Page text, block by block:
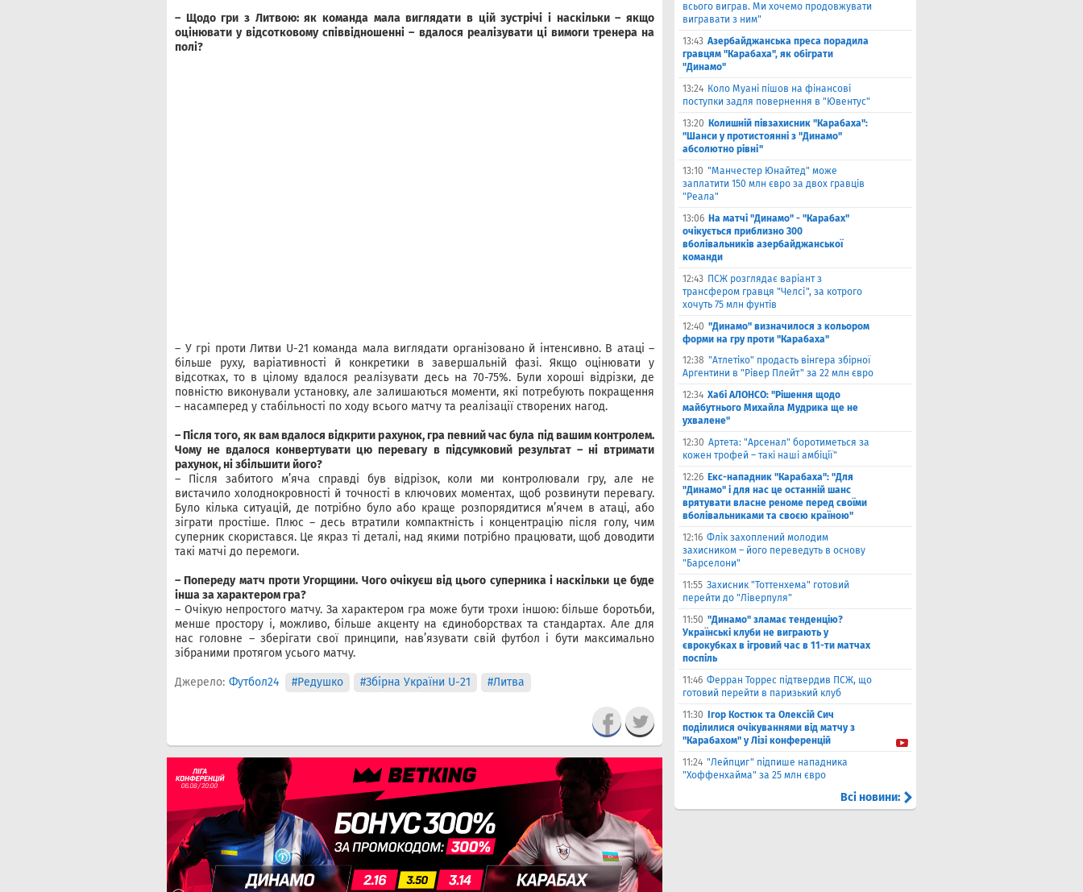
– Щодо гри з Литвою: як команда мала виглядати в цій зустрічі і наскільки – якщо
оцінювати у відсотковому співвідношенні – вдалося реалізувати ці вимоги тренера на
полі?
– У грі проти Литви U-21 команда мала виглядати організовано й інтенсивно. В атаці –
більше руху, варіативності й конкретики в завершальній фазі. Якщо оцінювати у
відсотках, то в цілому вдалося реалізувати десь на 70-75%. Були хороші відрізки, де
повністю виконували установку, але залишаються моменти, які потребують покращення
– насамперед у стабільності по ходу всього матчу та реалізації створених нагод.
– Після того, як вам вдалося відкрити рахунок, гра певний час була під вашим контролем.
Чому не вдалося конвертувати цю перевагу в підсумковий результат – ні втримати
рахунок, ні збільшити його?
– Після забитого м’яча справді був відрізок, коли ми контролювали гру, але не
вистачило холоднокровності й точності в ключових моментах, щоб розвинути перевагу.
Було кілька ситуацій, де потрібно було або краще розпорядитися м’ячем в атаці, або
зіграти простіше. Плюс – десь втратили компактність і концентрацію після голу, чим
суперник скористався. Це якраз ті деталі, над якими потрібно працювати, щоб доводити
такі матчі до перемоги.
– Попереду матч проти Угорщини. Чого очікуєш від цього суперника і наскільки це буде
інша за характером гра?
– Очікую непростого матчу. За характером гра може бути трохи іншою: більше боротьби,
менше простору і, можливо, більше акценту на єдиноборствах та стандартах. Але для
нас головне – зберігати свої принципи, нав’язувати свій футбол і бути максимально
зібраними протягом усього матчу.
Джерело: Футбол24 #Редушко #Збірна України U-21 #Литва
всього виграв. Ми хочемо продовжувати
вигравати з ним"
13:43 Азербайджанська преса порадила
гравцям "Карабаха", як обіграти
"Динамо"
13:24 Коло Муані пішов на фінансові
поступки задля повернення в "Ювентус"
13:20 Колишній півзахисник "Карабаха":
"Шанси у протистоянні з "Динамо"
абсолютно рівні"
13:10 "Манчестер Юнайтед" може
заплатити 150 млн євро за двох гравців
"Реала"
13:06 На матчі "Динамо" - "Карабах"
очікується приблизно 300
вболівальників азербайджанської
команди
12:43 ПСЖ розглядає варіант з
трансфером гравця "Челсі", за котрого
хочуть 75 млн фунтів
12:40 "Динамо" визначилося з кольором
форми на гру проти "Карабаха"
12:38 "Атлетіко" продасть вінгера збірної
Аргентини в "Рівер Плейт" за 22 млн євро
12:34 Хабі АЛОНСО: "Рішення щодо
майбутнього Михайла Мудрика ще не
ухвалене"
12:30 Артета: "Арсенал" боротиметься за
кожен трофей – такі наші амбіції"
12:26 Екс-нападник "Карабаха": "Для
"Динамо" і для нас це останній шанс
врятувати власне реноме перед своїми
вболівальниками та своєю країною"
12:16 Флік захоплений молодим
захисником – його переведуть в основу
"Барселони"
11:55 Захисник "Тоттенхема" готовий
перейти до "Ліверпуля"
11:50 "Динамо" зламає тенденцію?
Українські клуби не виграють у
єврокубках в ігровий час в 11-ти матчах
поспіль
11:46 Ферран Торрес підтвердив ПСЖ, що
готовий перейти в паризький клуб
11:30
Ігор Костюк та Олексій Сич
поділилися очікуваннями від матчу з
"Карабахом" у Лізі конференцій
11:24 "Лейпциг" підпише нападника
"Хоффенхайма" за 25 млн євро
Всі новини: